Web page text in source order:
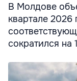
В Молдове
квартале 2026
сократился на